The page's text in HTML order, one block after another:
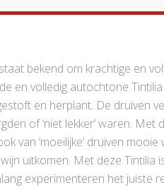
bekend om krachtige en
en volledig autochtone
en herplant. De druiven
of ‘niet lekker’ waren. Met
van ‘moeilijke’ druiven
uitkomen. Met deze Tintilia
experimenteren het juiste